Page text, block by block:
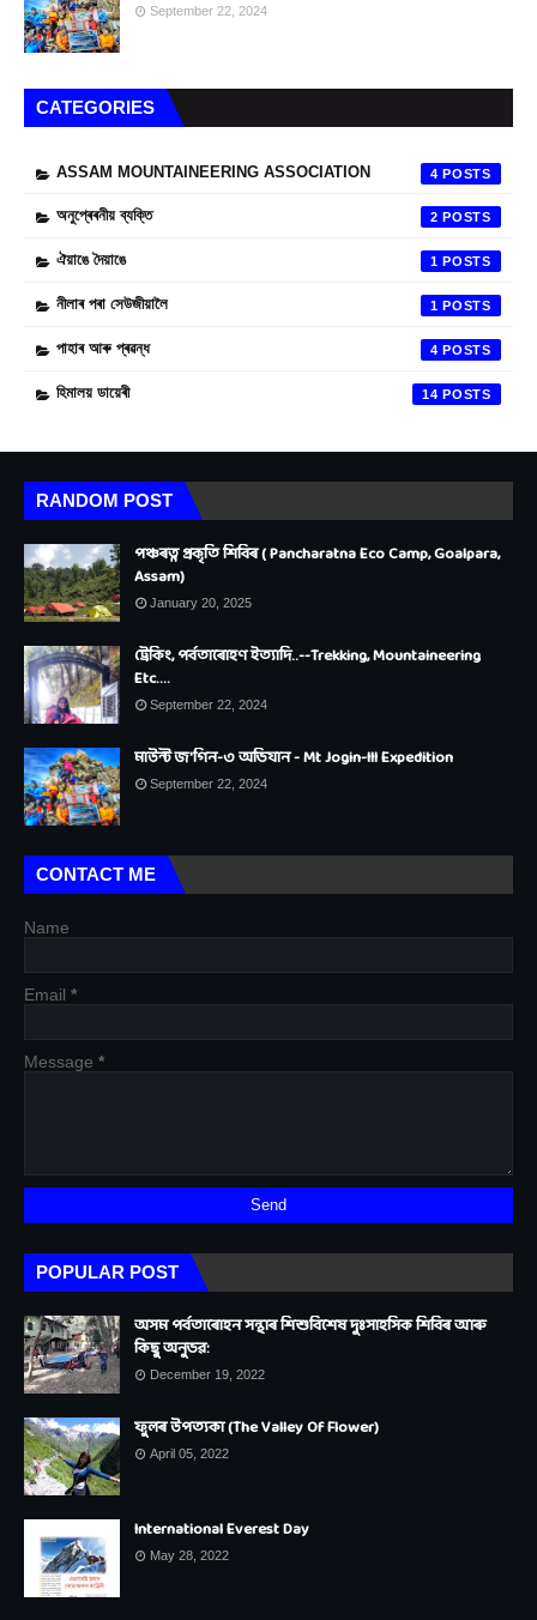
September 22, 2024
CATEGORIES
ASSAM MOUNTAINEERING ASSOCIATION 4
অনুপ্ৰেৰনীয় ব্যক্তি 2
ঐয়াঙে দৈয়াঙে 1
নীলাৰ পৰা সেউজীয়ালৈ 1
পাহাৰ আৰু প্ৰৱন্ধ 4
হিমালয় ডায়েৰী 14
RANDOM POST
পঞ্চৰত্ন প্ৰকৃতি শিবিৰ ( Pancharatna Eco Camp, Goalpara,
Assam)
January 20, 2025
ট্ৰেকিং, পৰ্বতাৰোহণ ইত্যাদি..--Trekking, Mountaineering
Etc....
September 22, 2024
মাউন্ট জ'গিন-৩ অভিযান - Mt Jogin-III Expedition
September 22, 2024
CONTACT ME
Name
Email *
Message *
POPULAR POST
অসম পৰ্বতাৰোহন সন্থাৰ শিশুবিশেষ দুঃসাহসিক শিবিৰ আৰু
কিছু অনুভৱ:
December 19, 2022
ফুলৰ উপত্যকা (The Valley Of Flower)
April 05, 2022
International Everest Day
May 28, 2022